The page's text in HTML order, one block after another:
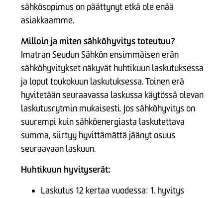
sähkösopimus on päättynyt etkä ole enää
asiakkaamme.
Milloin ja miten sähköhyvitys toteutuu?
Imatran Seudun Sähkön ensimmäisen erän
sähköhyvitykset näkyvät huhtikuun laskutuksessa
ja loput toukokuun laskutuksessa. Toinen erä
hyvitetään seuraavassa laskussa käytössä olevan
laskutusrytmin mukaisesti. Jos sähköhyvitys on
suurempi kuin sähköenergiasta laskutettava
summa, siirtyy hyvittämättä jäänyt osuus
seuraavaan laskuun.
Huhtikuun hyvityserät:
Laskutus 12 kertaa vuodessa: 1. hyvitys